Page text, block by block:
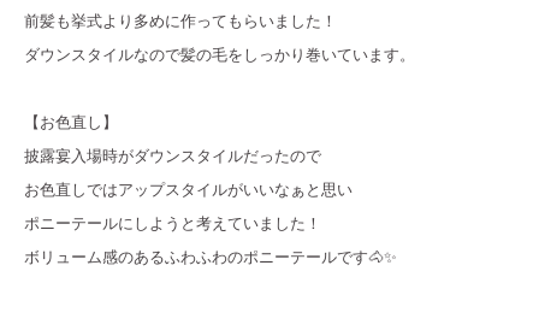
前髪も挙式より多めに作ってもらいました！
ダウンスタイルなので髪の毛をしっかり巻いています。
【お色直し】
披露宴入場時がダウンスタイルだったので
お色直しではアップスタイルがいいなぁと思い
ポニーテールにしようと考えていました！
ボリューム感のあるふわふわのポニーテールです🐴✨